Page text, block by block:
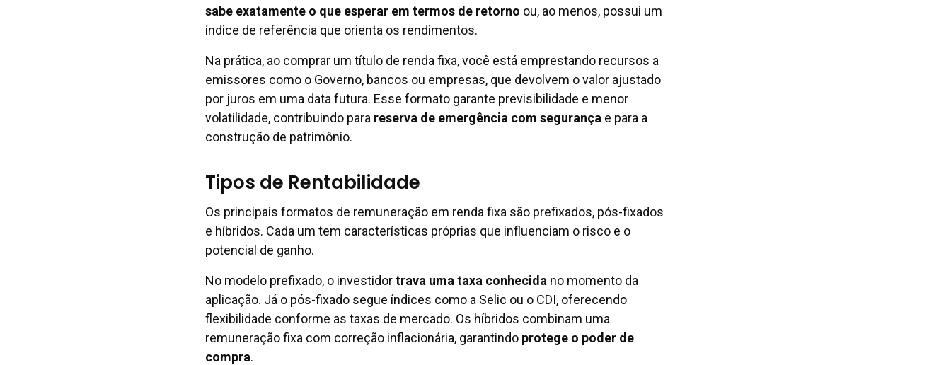
sabe exatamente o que esperar em termos de retorno ou, ao menos, possui um
índice de referência que orienta os rendimentos.
Na prática, ao comprar um título de renda fixa, você está emprestando recursos a
emissores como o Governo, bancos ou empresas, que devolvem o valor ajustado
por juros em uma data futura. Esse formato garante previsibilidade e menor
volatilidade, contribuindo para reserva de emergência com segurança e para a
construção de patrimônio.
Tipos de Rentabilidade
Os principais formatos de remuneração em renda fixa são prefixados, pós-fixados
e híbridos. Cada um tem características próprias que influenciam o risco e o
potencial de ganho.
No modelo prefixado, o investidortrava uma taxa conhecida no momento da
aplicação. Já o pós-fixado segue índices como a Selic ou o CDI, oferecendo
flexibilidade conforme as taxas de mercado. Os híbridos combinam uma
remuneração fixa com correção inflacionária, garantindo protege o poder de
compra.